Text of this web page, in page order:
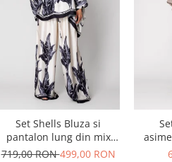
Set Shells Bluza si
pantalon lung din mix
matase Off White/ Black
719,00 RON499,00 RON
lung